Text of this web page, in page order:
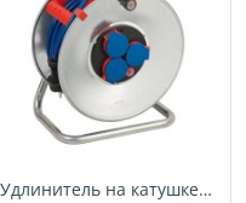
Удлинитель на катушке 40 м Brennenstuhl Garant (1199840)